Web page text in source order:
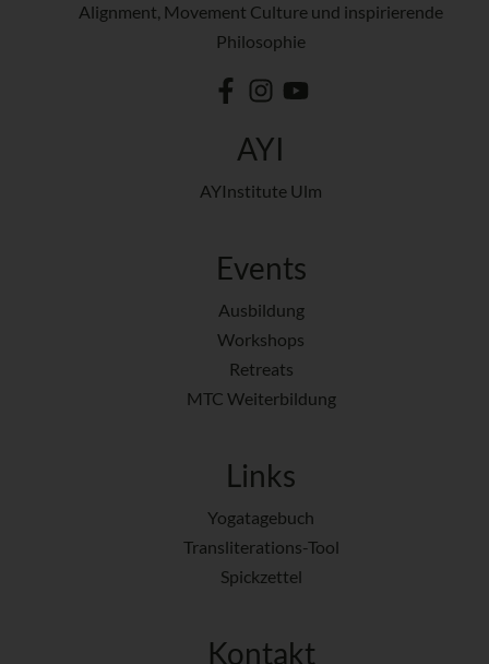
Alignment, Movement Culture und inspirierende
Philosophie
AYI
AYInstitute Ulm
Events
Ausbildung
Workshops
Retreats
MTC Weiterbildung
Links
Yogatagebuch
Transliterations-Tool
Spickzettel
Kontakt